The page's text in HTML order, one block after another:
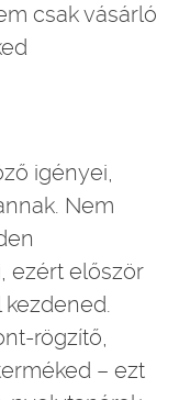
csak vásárló
igényei,
Nem
ezért először
rögzítő,
– ezt